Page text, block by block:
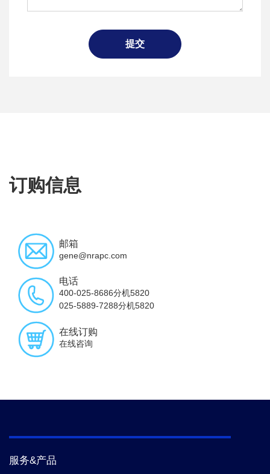
提交
订购信息
邮箱
gene@nrapc.com
电话
400-025-8686分机5820
025-5889-7288分机5820
在线订购
在线咨询
服务&产品